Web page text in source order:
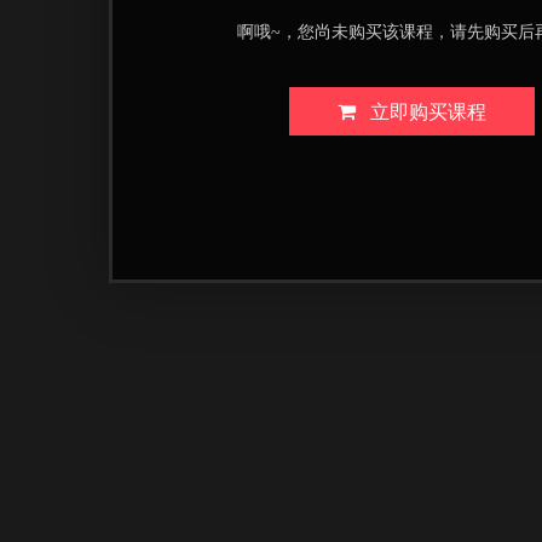
啊哦~，您尚未购买该课程，请先购买后
立即购买课程